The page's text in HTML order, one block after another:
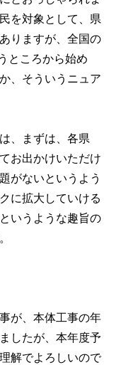
を対象として、県
りますが、全国の
ところから始め
、そういうニュア
、まずは、各県
お出かけいただけ
がないというよう
に拡大していける
いうような趣旨の
が、本体工事の年
したが、本年度予
解でよろしいので